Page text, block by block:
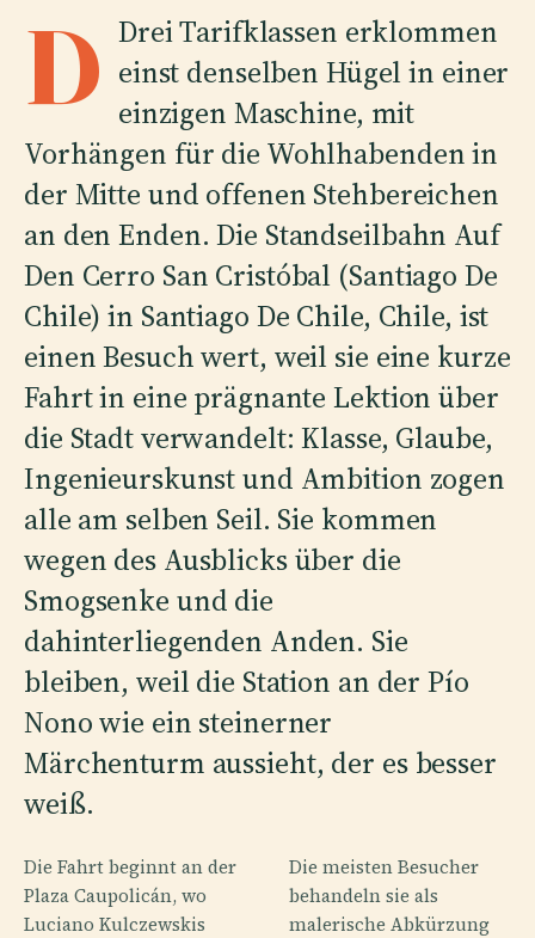
D Drei Tarifklassen erklommen
einst denselben Hügel in einer
einzigen Maschine, mit
Vorhängen für die Wohlhabenden in
der Mitte und offenen Stehbereichen
an den Enden. Die Standseilbahn Auf
Den Cerro San Cristóbal (Santiago De
Chile) in Santiago De Chile, Chile, ist
einen Besuch wert, weil sie eine kurze
Fahrt in eine prägnante Lektion über
die Stadt verwandelt: Klasse, Glaube,
Ingenieurskunst und Ambition zogen
alle am selben Seil. Sie kommen
wegen des Ausblicks über die
Smogsenke und die
dahinterliegenden Anden. Sie
bleiben, weil die Station an der Pío
Nono wie ein steinerner
Märchenturm aussieht, der es besser
weiß.
Die Fahrt beginnt an der
Plaza Caupolicán, wo
Luciano Kulczewskis
Die meisten Besucher
behandeln sie als
malerische Abkürzung